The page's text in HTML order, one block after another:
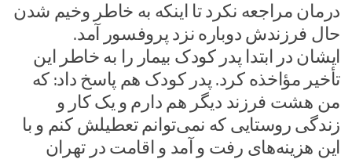
درمان مراجعه نکرد تا اینکه به خاطر وخیم شدن
حال فرزندش دوباره نزد پروفسور آمد.
ایشان در ابتدا پدر کودک بیمار را به خاطر این
تأخیر مؤاخذه کرد. پدر کودک هم پاسخ داد: که
من هشت فرزند دیگر هم دارم و یک کار و
زندگی روستایی که نمی‌توانم تعطیلش کنم و با
این هزینه‌های رفت و آمد و اقامت در تهران